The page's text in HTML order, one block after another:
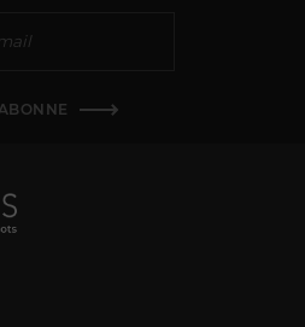
d'une large sélection de vins et
à bord des deux yachts de
L'équipe dévouée
des clients pour
événement, offrant un
soit pour un